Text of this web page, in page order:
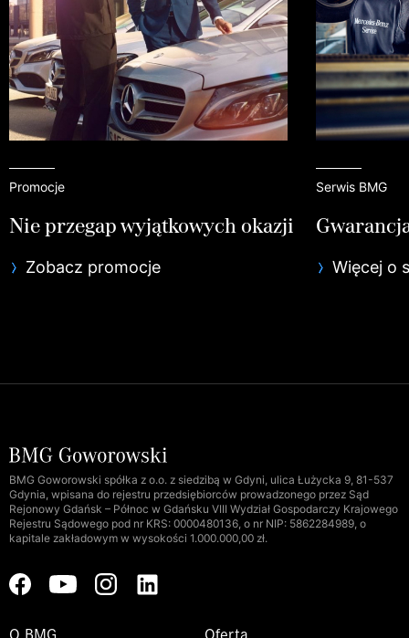
Promocje
Nie przegap wyjątkowych okazji
Zobacz promocje
Serwis BMG
Więcej o
BMG Goworowski spółka z o.o. z siedzibą w Gdyni, ulica Łużycka 9, 81-537
Gdynia, wpisana do rejestru przedsiębiorców prowadzonego przez Sąd
Rejonowy Gdańsk – Północ w Gdańsku VIII Wydział Gospodarczy Krajowego
Rejestru Sądowego pod nr KRS: 0000480136, o nr NIP: 5862284989, o
kapitale zakładowym w wysokości 1.000.000,00 zł.
O BMG Oferta